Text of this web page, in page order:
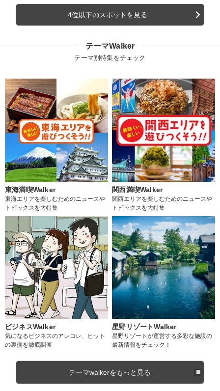
4位以下のスポットを見る
テーマWalker
テーマ別特集をチェック
東海満喫Walker
東海エリアを楽しむためのニュースや
トピックスを大特集
関西満喫Walker
関西エリアを楽しむためのニュースや
トピックスを大特集
ビジネスWalker
気になるビジネスのアレコレ、ヒット
の裏側を徹底調査
星野リゾートWalker
星野リゾートが運営する多彩な施設の
最新情報をチェック！
テーマwalkerをもっと見る